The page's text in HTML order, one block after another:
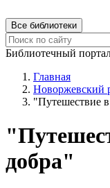
Все библиотеки
Библиотечный
Главная
Новоржевский
"Путешествие
добра"